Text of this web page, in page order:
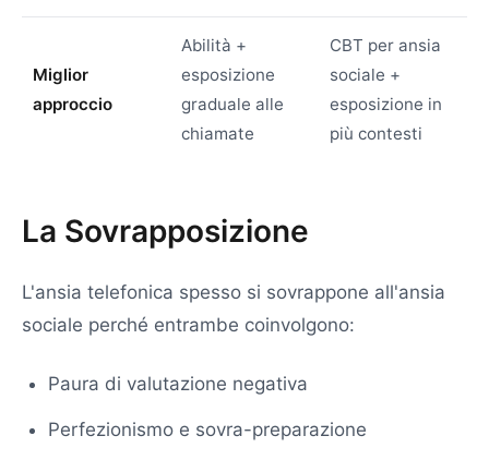
Miglior
approccio
Abilità +
esposizione
graduale alle
chiamate
CBT per ansia
sociale +
esposizione in
più contesti
La Sovrapposizione
L'ansia telefonica spesso si sovrappone all'ansia
sociale perché entrambe coinvolgono:
Paura di valutazione negativa
Perfezionismo e sovra-preparazione